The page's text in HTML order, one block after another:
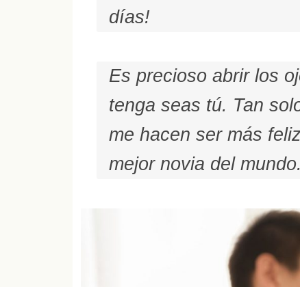
días!
Es precioso abrir los
tenga seas tú. Tan
me hacen ser más
mejor novia del